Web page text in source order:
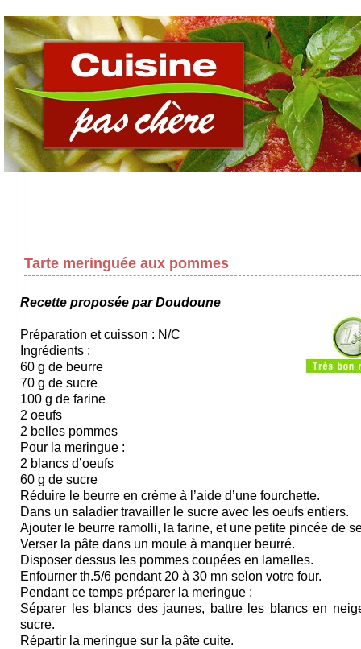
Tarte meringuée aux pommes
Recette proposée par Doudoune
Préparation et cuisson : N/C
Ingrédients :
60 g de beurre
70 g de sucre
100 g de farine
2 oeufs
2 belles pommes
Pour la meringue :
2 blancs d’oeufs
60 g de sucre
Réduire le beurre en crème à l’aide d’une fourchette.
Dans un saladier travailler le sucre avec les oeufs entiers.
Ajouter le beurre ramolli, la farine, et une petite pincée de
Verser la pâte dans un moule à manquer beurré.
Disposer dessus les pommes coupées en lamelles.
Enfourner th.5/6 pendant 20 à 30 mn selon votre four.
Pendant ce temps préparer la meringue :
Séparer les blancs des jaunes, battre les blancs en
sucre.
Répartir la meringue sur la pâte cuite.